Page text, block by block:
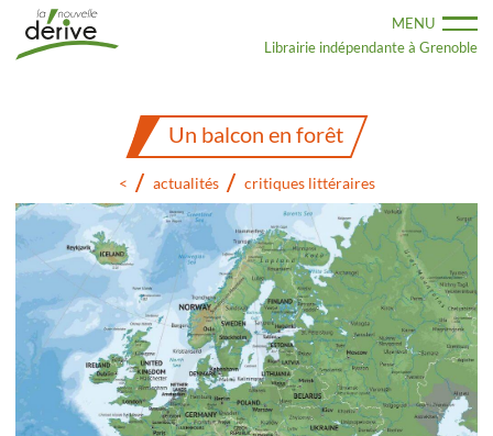
contenu
principal
Librairie indépendante à Grenoble
MENU
Un balcon en forêt
< actualités critiques littéraires